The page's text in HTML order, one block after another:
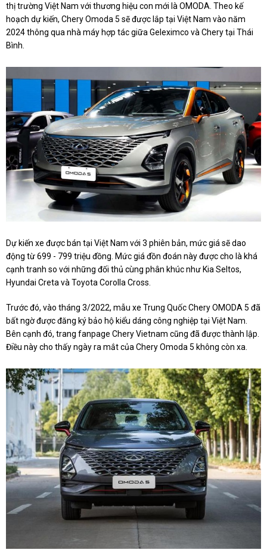
thị trường Việt Nam với thương hiệu con mới là OMODA. Theo kế
hoạch dự kiến, Chery Omoda 5 sẽ được lắp tại Việt Nam vào năm
2024 thông qua nhà máy hợp tác giữa Geleximco và Cherytại Thái
Bình.
Dự kiến xe được bán tại Việt Nam với 3 phiên bản, mức giá sẽ dao
động từ 699 - 799 triệu đồng. Mức giá đồn đoán này được cho là khá
cạnh tranh so với những đối thủ cùng phân khúc như Kia Seltos,
Hyundai Creta và Toyota Corolla Cross.
Trước đó, vào tháng 3/2022, mẫu xe Trung Quốc Chery OMODA 5 đã
bất ngờ được đăng ký bảo hộ kiểu dáng công nghiệp tại Việt Nam.
Bên cạnh đó, trang fanpage Chery Vietnam cũng đã được thành lập.
Điều này cho thấy ngày ra mắt của Chery Omoda 5 không còn xa.